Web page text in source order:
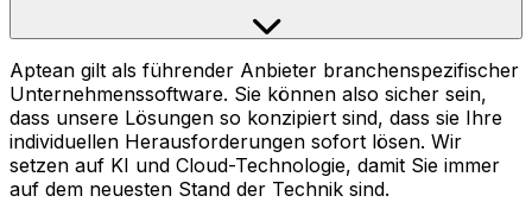
Aptean gilt als führender Anbieter branchenspezifischer
Unternehmenssoftware. Sie können also sicher sein,
dass unsere Lösungen so konzipiert sind, dass sie Ihre
individuellen Herausforderungen sofort lösen. Wir
setzen auf KI und Cloud-Technologie, damit Sie immer
auf dem neuesten Stand der Technik sind.